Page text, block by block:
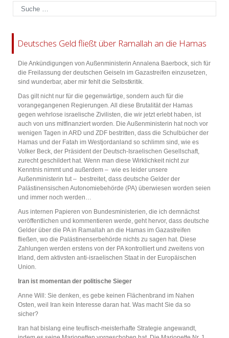
Suchen
Deutsches Geld fließt über Ramallah an die Hamas
Die Ankündigungen von Außenministerin Annalena Baerbock, sich für
die Freilassung der deutschen Geiseln im Gazastreifen einzusetzen,
sind wunderbar, aber mir fehlt die Selbstkritik.
Das gilt nicht nur für die gegenwärtige, sondern auch für die
vorangegangenen Regierungen. All diese Brutalität der Hamas
gegen wehrlose israelische Zivilisten, die wir jetzt erlebt haben, ist
auch von uns mitfinanziert worden. Die Außenministerin hat noch vor
wenigen Tagen in ARD und ZDF bestritten, dass die Schulbücher der
Hamas und der Fatah im Westjordanland so schlimm sind, wie es
Volker Beck, der Präsident der Deutsch-Israelischen Gesellschaft,
zurecht geschildert hat. Wenn man diese Wirklichkeit nicht zur
Kenntnis nimmt und außerdem – wie es leider unsere
Außenministerin tut – bestreitet, dass deutsche Gelder der
Palästinensischen Autonomiebehörde (PA) überwiesen worden seien
und immer noch werden…
Aus internen Papieren von Bundesministerien, die ich demnächst
veröffentlichen und kommentieren werde, geht hervor, dass deutsche
Gelder über die PA in Ramallah an die Hamas im Gazastreifen
fließen, wo die Palästinenserbehörde nichts zu sagen hat. Diese
Zahlungen werden erstens von der PA kontrolliert und zweitens von
Irland, dem aktivsten anti-israelischen Staat in der Europäischen
Union.
Iran ist momentan der politische Sieger
Anne Will: Sie denken, es gebe keinen Flächenbrand im Nahen
Osten, weil Iran kein Interesse daran hat. Was macht Sie da so
sicher?
Iran hat bislang eine teuflisch-meisterhafte Strategie angewandt,